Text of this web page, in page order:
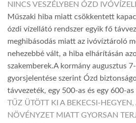
NINCS VESZÉLYBEN ÓZD
Műszaki hiba miatt csökkentett
ózdi vízellátó rendszer egyik fő
meghibásodás miatt az ivóvíztároló
nehezebbé vált, a hiba elhárításán
szakemberek.A kormány augusztus
gyorsjelentése szerint Ózd
távvezeték, egy 500-as és egy 600-
TŰZ ÜTÖTT KI A BEKECSI-HEGYEN,
NÖVÉNYZET MIATT GYORSAN